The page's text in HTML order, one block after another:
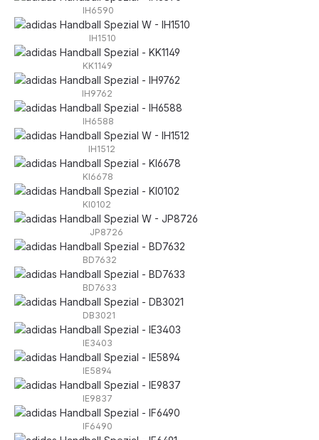
IH6590
IH1510
KK1149
IH9762
IH6588
IH1512
KI6678
KI0102
JP8726
BD7632
BD7633
DB3021
IE3403
IE5894
IE9837
IF6490